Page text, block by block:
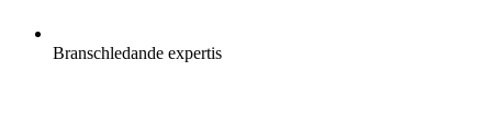
Branschledande expertis